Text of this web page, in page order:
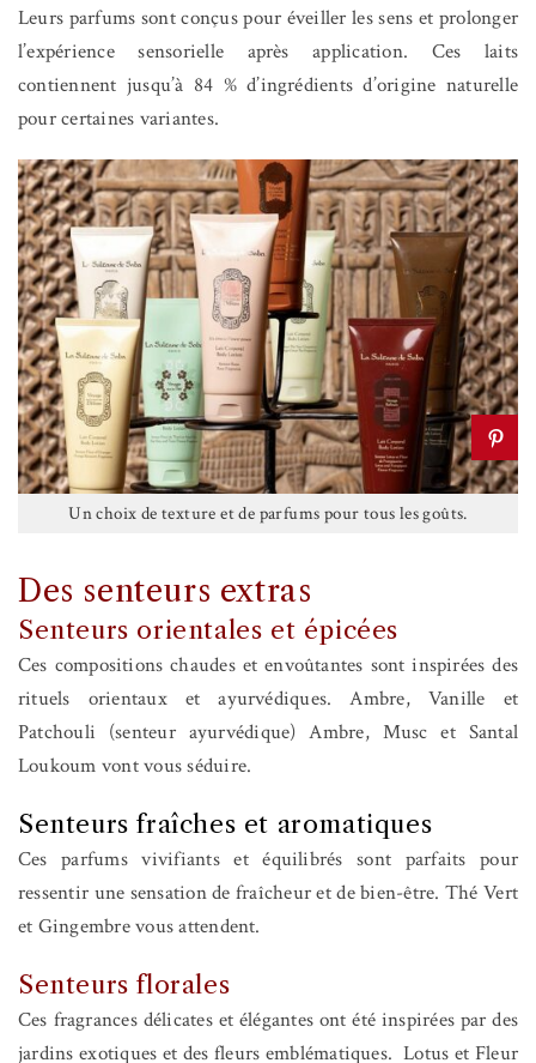
Leurs parfums sont conçus pour éveiller les sens et prolonger
l’expérience sensorielle après application. Ces laits
contiennent jusqu’à 84 % d’ingrédients d’origine naturelle
pour certaines variantes.
Un choix de texture et de parfums pour tous les goûts.
Des senteurs extras
Senteurs orientales et épicées
Ces compositions chaudes et envoûtantes sont inspirées des
rituels orientaux et ayurvédiques. Ambre, Vanille et
Patchouli (senteur ayurvédique) Ambre, Musc et Santal
Loukoum vont vous séduire.
Senteurs fraîches et aromatiques
Ces parfums vivifiants et équilibrés sont parfaits pour
ressentir une sensation de fraîcheur et de bien-être. Thé Vert
et Gingembre vous attendent.
Senteurs florales
Ces fragrances délicates et élégantes ont été inspirées par des
jardins exotiques et des fleurs emblématiques. Lotus et Fleur